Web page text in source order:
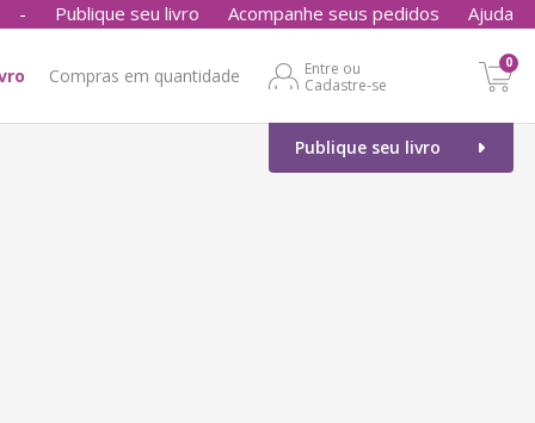
- Publique seu livro Acompanhe seus pedidos Ajuda
Compras em quantidade
Entre ou
Cadastre-se
0
Publique seu livro